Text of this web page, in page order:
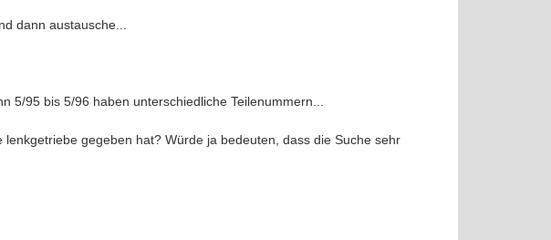
dann austausche...
5/95 bis 5/96 haben unterschiedliche Teilenummern...
gegeben hat? Würde ja bedeuten, dass die Suche sehr